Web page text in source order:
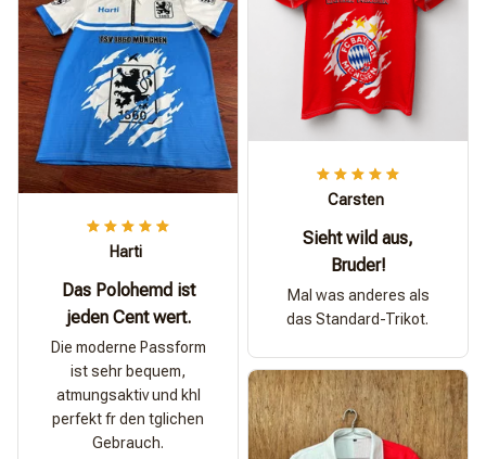
Carsten
Sieht wild aus,
Bruder!
Mal was anderes als
das Standard-Trikot.
Harti
Das Polohemd ist
jeden Cent wert.
Die moderne Passform
ist sehr bequem,
atmungsaktiv und khl
perfekt fr den tglichen
Gebrauch.